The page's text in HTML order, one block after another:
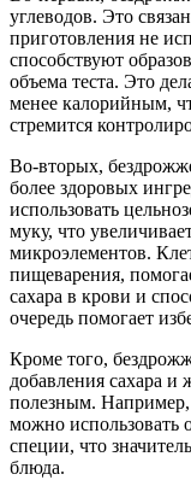
углеводов. Это
приготовления не
способствуют
объема теста. Это
менее калорийным,
стремится
Во-вторых,
более здоровых
использовать
муку, что
микроэлементов.
пищеварения,
сахара в крови и
очередь помогает
Кроме того,
добавления сахара и
полезным.
можно использовать
специи, что
блюда.